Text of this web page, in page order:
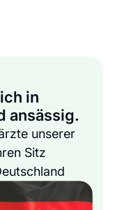
in
ansässig.
unserer
Sitz